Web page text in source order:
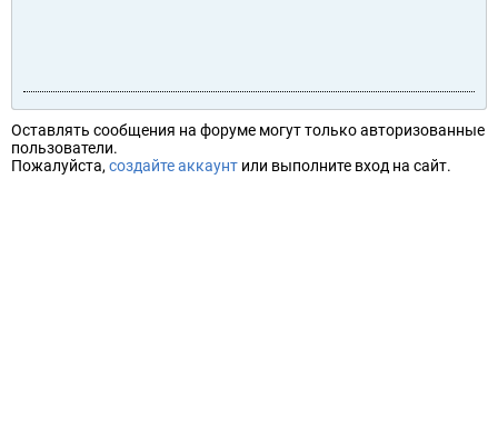
Оставлять сообщения на форуме могут только авторизованные
пользователи.
Пожалуйста, создайте аккаунт или выполните вход на сайт.